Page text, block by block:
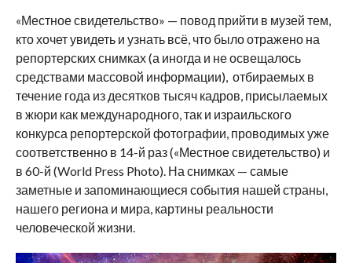
«Местное свидетельство» — повод прийти в музей тем,
кто хочет увидеть и узнать всё, что было отражено на
репортерских снимках (а иногда и не освещалось
средствами массовой информации), отбираемых в
течение года из десятков тысяч кадров, присылаемых
в жюри как международного, так и израильского
конкурса репортерской фотографии, проводимых уже
соответственно в 14-й раз («Местное свидетельство) и
в 60-й (World Press Photo). На снимках — самые
заметные и запоминающиеся события нашей страны,
нашего региона и мира, картины реальности
человеческой жизни.